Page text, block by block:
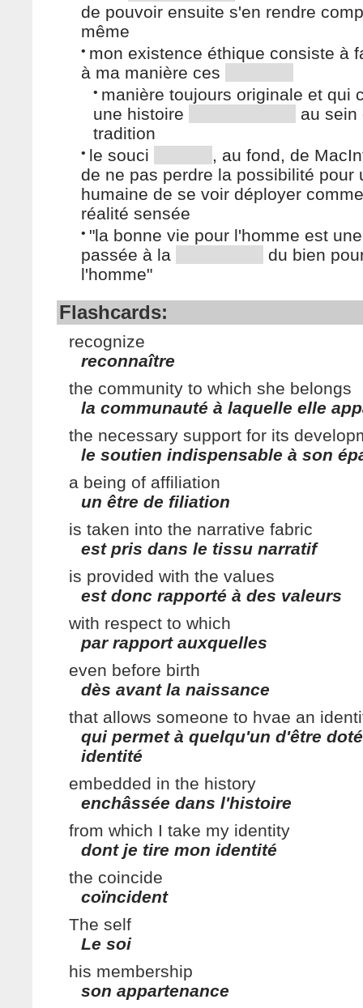
de pouvoir ensuite s'en rendre
même
• mon existence éthique consiste à
à ma manière ces
• manière toujours originale et qui
une histoire
au sein
tradition
• le souci
, au fond, de
de ne pas perdre la possibilité pour
humaine de se voir déployer
réalité sensée
• "la bonne vie pour l'homme est
passée à la
du bien
l'homme"
Flashcards:
recognize
reconnaître
the community to which she belongs
la communauté à laquelle elle
the necessary support for its
le soutien indispensable à son
a being of affiliation
un être de filiation
is taken into the narrative fabric
est pris dans le tissu narratif
is provided with the values
est donc rapporté à des valeurs
with respect to which
par rapport auxquelles
even before birth
dès avant la naissance
that allows someone to hvae an
qui permet à quelqu'un d'être
identité
embedded in the history
enchâssée dans l'histoire
from which I take my identity
dont je tire mon identité
the coincide
coïncident
The self
Le soi
his membership
son appartenance